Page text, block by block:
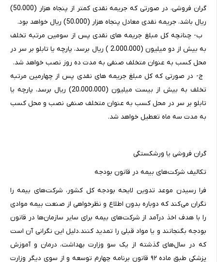
گران فروشی، در صورتی که جریمه نقدی کمتر از پنجاه هزار (50،000)
ریال باشد، جریمه نقدی معادل پنجاه هزار (50،000) ریال خواهد بود.
ب- چنانچه کل مبلغ جریمه های نقدی پس از سومین مرتبه تخلف
به بیش از دو میلیون (2،000،000 ) ریال برسد، پارچه یا تابلو بر سر در
محل کسب به عنوان متخلف صنفی به مدت ده روز نصب خواهد شد.
ج- در صورتی که کل مبلغ جریمه های نقدی پس از چهارمین مرتبه
تخلف به بیش از بیست میلیون (20،000،000) ریال برسد، پارچه یا
تابلو بر سر در محل کسب به عنوان متخلف صنفی نصب و محل کسب
به مدت سه ماه تعطیل خواهد شد.
گران فروشی یا ورشکستگی
تکالیف شرکت‌های بیمه در قانون بودجه
فرا رسیدن موعد تدوین لایحه بودجه کل کشور، شرکت‌های بیمه را
نگران می‌کند که دوباره بدون اطلاع و نظرخواهی از صنعت بیمه موادی
را با هدف اخذ درآمد از شرکت‌های بیمه برای سایر سازمان‌ها در قانون
بودجه بگنجانند و یا مواد قبلی را تمدید کنند‌.دلیل این نگرانی آن است
که در سال‌های گذشته از یک سو وزارت بهداشت، درمان و آموزش
پزشکی طبق ماده ۹۲ قانون برنامه چهارم توسعه و از سوی دیگر وزارت